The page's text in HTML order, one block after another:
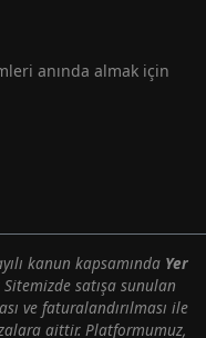
anında almak için
kanun kapsamında Yer
satışa sunulan
ve faturalandırılması ile
aittir. Platformumuz,